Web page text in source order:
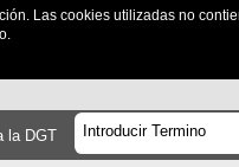
Las cookies utilizadas no
la DGT